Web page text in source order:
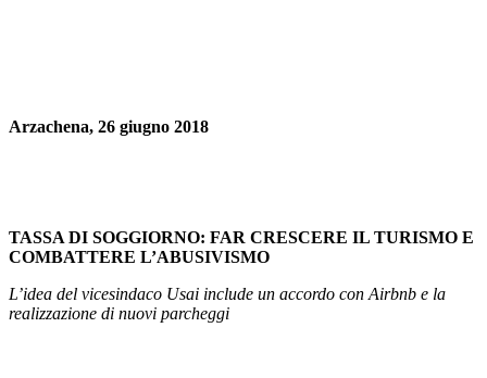
Arzachena, 26 giugno 2018
TASSA DI SOGGIORNO: FAR CRESCERE IL TURISMO E
COMBATTERE L’ABUSIVISMO
L’idea del vicesindaco Usai include un accordo con Airbnb e la
realizzazione di nuovi parcheggi